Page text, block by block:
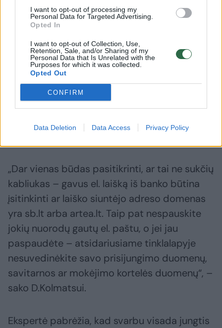
I want to opt-out of processing my
Personal Data for Targeted Advertising.
Opted In
I want to opt-out of Collection, Use,
Retention, Sale, and/or Sharing of my
Personal Data that Is Unrelated with the
Purposes for which it was collected.
Opted Out
CONFIRM
Data Deletion Data Access Privacy Policy
ir pan.
Kaip apsisaugoti
D.Kolmatsui pabrėžia, kad „Artea“ bankas
nesiunčia jokių dokumentų be išankstinio
suderinimo su klientu. Jei gavote tokį laišką –
būkite atsargūs, nes tai gali būti sukčių
bandymas patekti į jūsų sąskaitą.
„Dar vienas būdas pasitikrinti, ar tai ne sukčių
kabliukas – gavus el. laišką iš banko būtina
įsitinkinti ar laiško siuntėjo adreso domenas
yra sb.lt arba artea.lt. Taip pat nespauskite
jokių nuorodų gautų el. paštu, o jei jau
paspaudėte – atsidariusiame tinklalapyje
nesuvedinėkite savo prisijungimo duomenų,
savitarnos ar mokėjimo kortelės duomenų“, –
sako D.Kolmatsui.
Ekspertė pabrėžia, kad svarbu visada jungtis